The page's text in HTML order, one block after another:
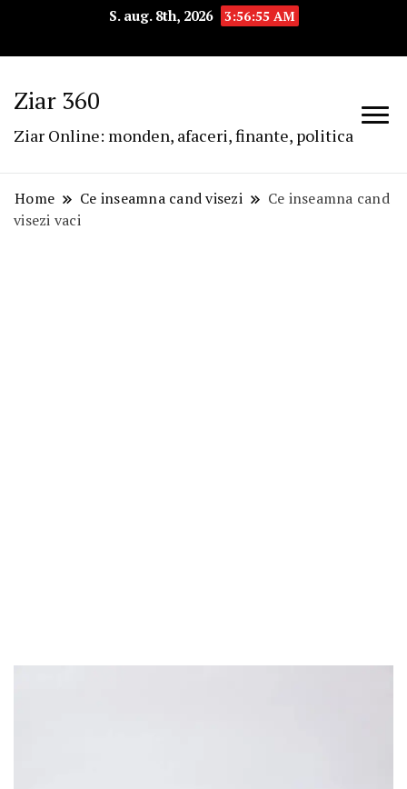
S. aug. 8th, 2026 3:56:55 AM
Ziar 360
Ziar Online: monden, afaceri, finante, politica
Home Ce inseamna cand visezi
Ce inseamna cand
visezi vaci